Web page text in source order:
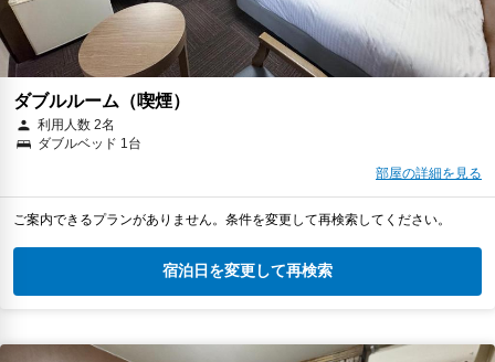
ダブルルーム（喫煙）
利用人数 2名
ダブルベッド 1台
部屋の詳細を見る
ご案内できるプランがありません。条件を変更して再検索してください。
宿泊日を変更して再検索